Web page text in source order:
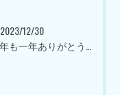
2023/12/30